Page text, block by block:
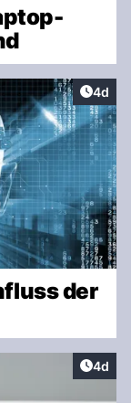
4d
der
4d